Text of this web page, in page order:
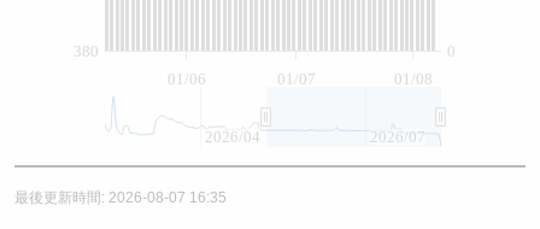
01/07
01/06 01/08
0
380
2026/04 2026/07
最後更新時間: 2026-08-07 16:35